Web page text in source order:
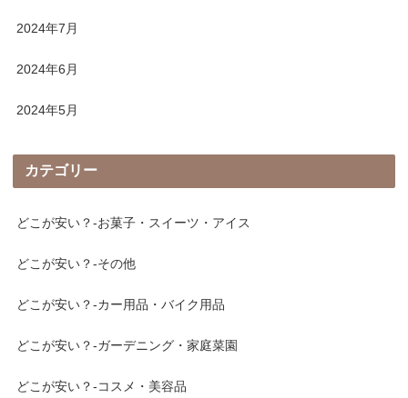
2024年7月
2024年6月
2024年5月
カテゴリー
どこが安い？-お菓子・スイーツ・アイス
どこが安い？-その他
どこが安い？-カー用品・バイク用品
どこが安い？-ガーデニング・家庭菜園
どこが安い？-コスメ・美容品